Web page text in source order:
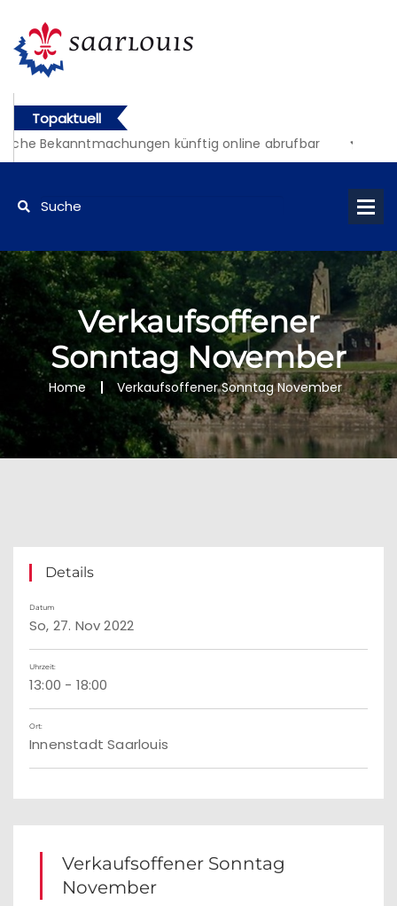
Topaktuell
Bekanntmachungen künftig online abrufbar
Verkaufsoffener
Sonntag November
Home Verkaufsoffener Sonntag November
Details
Datum
So, 27. Nov 2022
Uhrzeit:
13:00 - 18:00
Ort:
Innenstadt Saarlouis
Verkaufsoffener Sonntag
November